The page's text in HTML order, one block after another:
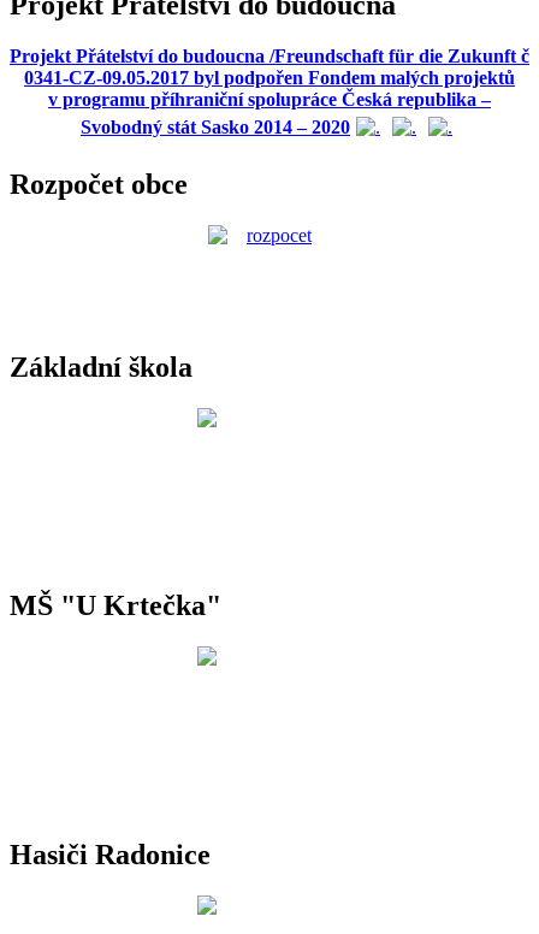
Projekt Přátelství do budoucna /Freundschaft für die Zukunft č
0341-CZ-09.05.2017 byl podpořen Fondem malých projektů
v programu příhraniční spolupráce Česká republika –
Svobodný stát Sasko 2014 – 2020
Rozpočet obce
Základní škola
MŠ "U Krtečka"
Hasiči Radonice